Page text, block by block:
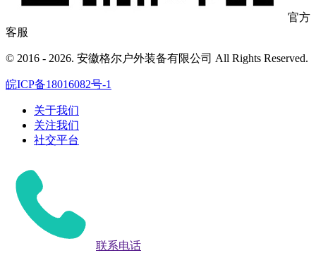
官方
客服
© 2016 - 2026. 安徽格尔户外装备有限公司 All Rights Reserved.
皖ICP备18016082号-1
关于我们
关注我们
社交平台
联系电话